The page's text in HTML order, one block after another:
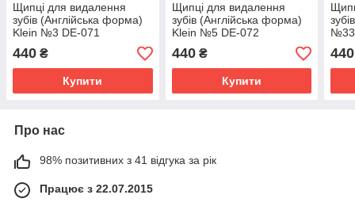
Щипці для видалення
зубів (Англійська форма)
Klein №3 DE-071
440 ₴
Купити
Щипці для видалення
зубів (Англійська форма)
Klein №5 DE-072
440₴
Купити
440
Про нас
98% позитивних з 41 відгука за рік
Працює з 22.07.2015